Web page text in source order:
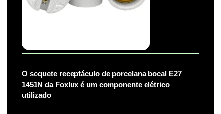
O soquete receptáculo de porcelana bocal E27
1451N da Foxlux é um componente elétrico
utilizado